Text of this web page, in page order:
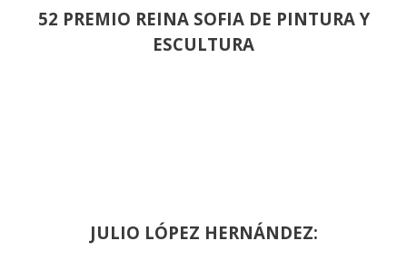
52 PREMIO REINA SOFIA DE PINTURA Y
ESCULTURA
JULIO LÓPEZ HERNÁNDEZ: